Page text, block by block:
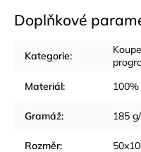
Doplňkové
Kategorie:
Materiál: 100%
Gramáž: 185
Rozměr: